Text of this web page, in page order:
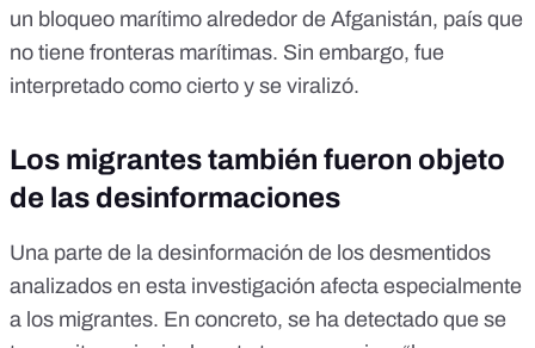
un bloqueo marítimo alrededor de Afganistán, país que
no tiene fronteras marítimas. Sin embargo, fue
interpretado como cierto y se viralizó.
Los migrantes también fueron objeto
de las desinformaciones
Una parte de la desinformación de los desmentidos
analizados en esta investigación afecta especialmente
a los migrantes. En concreto, se ha detectado que se